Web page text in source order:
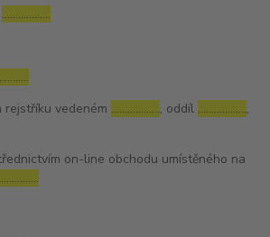
………………
rejstříku vedeném ………………, oddíl ………………,
on-line obchodu umístěného na